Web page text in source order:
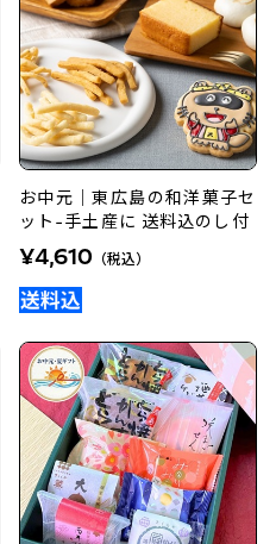
お中元｜東広島の和洋菓子セ
ット-手土産に 送料込のし付
¥4,610 （税込）